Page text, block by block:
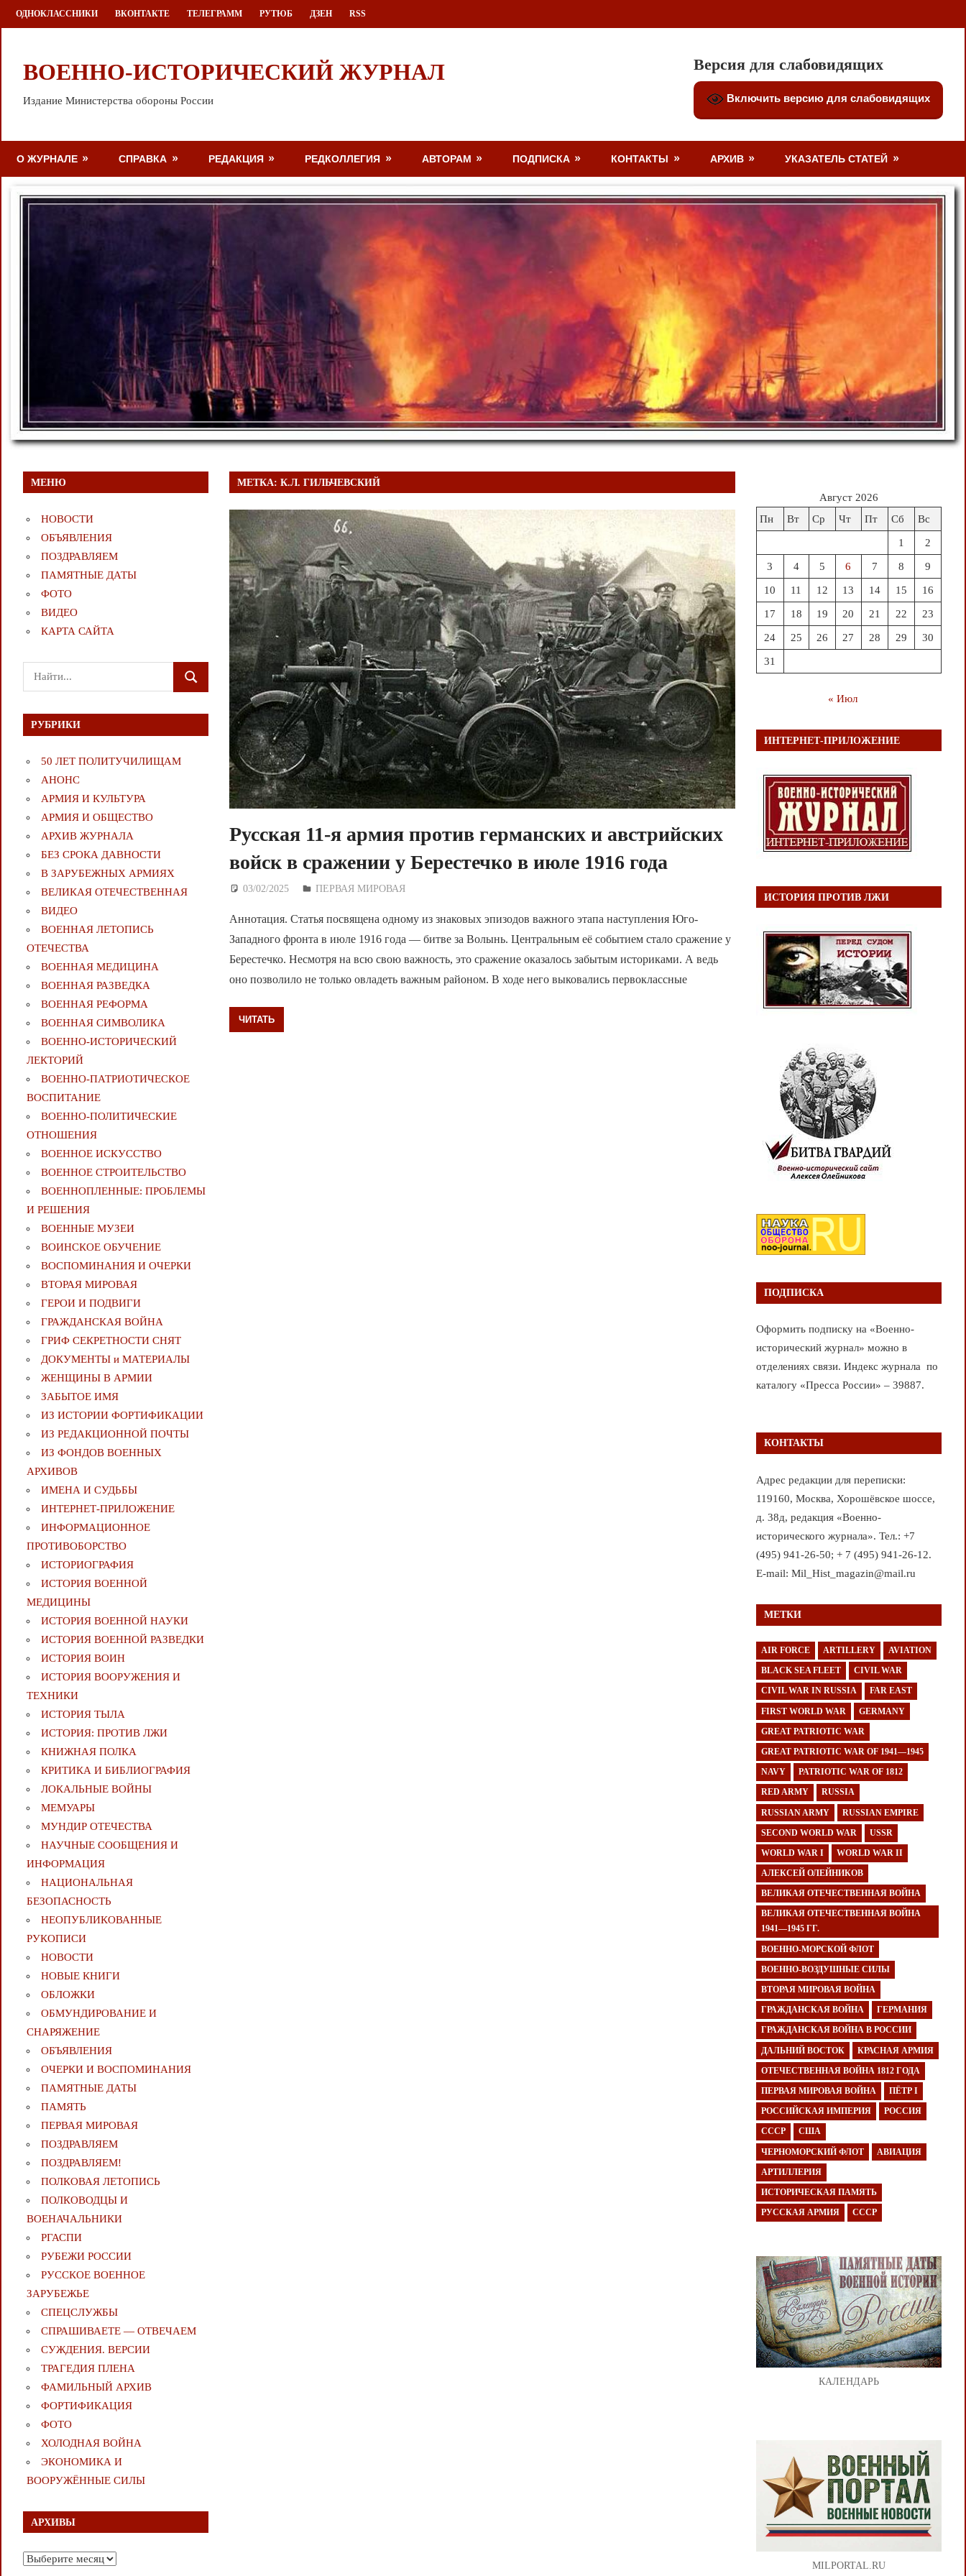
Перейти
к
ОДНОКЛАССНИКИ ВКОНТАКТЕ ТЕЛЕГРАММ РУТЮБ ДЗЕН RSS
ВОЕННО-ИСТОРИЧЕСКИЙ ЖУРНАЛ
Издание Министерства обороны России
Версия для слабовидящих
Включить версию для слабовидящих
О ЖУРНАЛЕ СПРАВКА РЕДАКЦИЯ РЕДКОЛЛЕГИЯ АВТОРАМ ПОДПИСКА КОНТАКТЫ АРХИВ УКАЗАТЕЛЬ СТАТЕЙ
МЕТКА:К.Л. ГИЛЬЧЕВСКИЙ
Русская 11-я армия против германских и австрийских
войск в сражении у Берестечко в июле 1916 года
03/02/2025 Дежурный по Редакции
ПЕРВАЯ МИРОВАЯ
Аннотация. Статья посвящена одному из знаковых эпизодов важного этапа наступления Юго-
Западного фронта в июле 1916 года — битве за Волынь. Центральным её событием стало сражение у
Берестечко. Несмотря на всю свою важность, это сражение оказалось забытым историками. А ведь
оно позволило не только овладеть важным районом. В ходе него выковались первоклассные
ЧИТАТЬ
МЕНЮ
НОВОСТИ
ОБЪЯВЛЕНИЯ
ПОЗДРАВЛЯЕМ
ПАМЯТНЫЕ ДАТЫ
ФОТО
ВИДЕО
КАРТА САЙТА
Поиск
для:
ПОИСК
РУБРИКИ
50 ЛЕТ ПОЛИТУЧИЛИЩАМ
АНОНС
АРМИЯ И КУЛЬТУРА
АРМИЯ И ОБЩЕСТВО
АРХИВ ЖУРНАЛА
БЕЗ СРОКА ДАВНОСТИ
В ЗАРУБЕЖНЫХ АРМИЯХ
ВЕЛИКАЯ ОТЕЧЕСТВЕННАЯ
ВИДЕО
ВОЕННАЯ ЛЕТОПИСЬ
ОТЕЧЕСТВА
ВОЕННАЯ МЕДИЦИНА
ВОЕННАЯ РАЗВЕДКА
ВОЕННАЯ РЕФОРМА
ВОЕННАЯ СИМВОЛИКА
ВОЕННО-ИСТОРИЧЕСКИЙ
ЛЕКТОРИЙ
ВОЕННО-ПАТРИОТИЧЕСКОЕ
ВОСПИТАНИЕ
ВОЕННО-ПОЛИТИЧЕСКИE
ОТНОШЕНИЯ
ВОЕННОЕ ИСКУССТВО
ВОЕННОЕ СТРОИТЕЛЬСТВО
ВОЕННОПЛЕННЫЕ: ПРОБЛЕМЫ
И РЕШЕНИЯ
ВОЕННЫЕ МУЗЕИ
ВОИНСКОЕ ОБУЧЕНИЕ
ВОСПОМИНАНИЯ И ОЧЕРКИ
ВТОРАЯ МИРОВАЯ
ГЕРОИ И ПОДВИГИ
ГРАЖДАНСКАЯ ВОЙНА
ГРИФ СЕКРЕТНОСТИ СНЯТ
ДОКУМЕНТЫ и МАТЕРИАЛЫ
ЖЕНЩИНЫ В АРМИИ
ЗАБЫТОЕ ИМЯ
ИЗ ИСТОРИИ ФОРТИФИКАЦИИ
ИЗ РЕДАКЦИОННОЙ ПОЧТЫ
ИЗ ФОНДОВ ВОЕННЫХ
АРХИВОВ
ИМЕНА И СУДЬБЫ
ИНТЕРНЕТ-ПРИЛОЖЕНИЕ
ИНФОРМАЦИОННОЕ
ПРОТИВОБОРСТВО
ИСТОРИОГРАФИЯ
ИСТОРИЯ ВОЕННОЙ
МЕДИЦИНЫ
ИСТОРИЯ ВОЕННОЙ НАУКИ
ИСТОРИЯ ВОЕННОЙ РАЗВЕДКИ
ИСТОРИЯ ВОИН
ИСТОРИЯ ВООРУЖЕНИЯ И
ТЕХНИКИ
ИСТОРИЯ ТЫЛА
ИСТОРИЯ: ПРОТИВ ЛЖИ
КНИЖНАЯ ПОЛКА
КРИТИКА И БИБЛИОГРАФИЯ
ЛОКАЛЬНЫЕ ВОЙНЫ
МЕМУАРЫ
МУНДИР ОТЕЧЕСТВА
НАУЧНЫЕ СООБЩЕНИЯ И
ИНФОРМАЦИЯ
НАЦИОНАЛЬНАЯ
БЕЗОПАСНОСТЬ
НЕОПУБЛИКОВАННЫЕ
РУКОПИСИ
НОВОСТИ
НОВЫЕ КНИГИ
ОБЛОЖКИ
ОБМУНДИРОВАНИЕ И
СНАРЯЖЕНИЕ
ОБЪЯВЛЕНИЯ
ОЧЕРКИ И ВОСПОМИНАНИЯ
ПАМЯТНЫЕ ДАТЫ
ПАМЯТЬ
ПЕРВАЯ МИРОВАЯ
ПОЗДРАВЛЯЕМ
ПОЗДРАВЛЯЕМ!
ПОЛКОВАЯ ЛЕТОПИСЬ
ПОЛКОВОДЦЫ И
ВОЕНАЧАЛЬНИКИ
РГАСПИ
РУБЕЖИ РОССИИ
РУССКОЕ ВОЕННОЕ
ЗАРУБЕЖЬЕ
СПЕЦСЛУЖБЫ
СПРАШИВАЕТЕ — ОТВЕЧАЕМ
СУЖДЕНИЯ. ВЕРСИИ
ТРАГЕДИЯ ПЛЕНА
ФАМИЛЬНЫЙ АРХИВ
ФОРТИФИКАЦИЯ
ФОТО
ХОЛОДНАЯ ВОЙНА
ЭКОНОМИКА И
ВООРУЖЁННЫЕ СИЛЫ
АРХИВЫ
Архивы
Август 2026
Пн
Вт Ср Чт Пт Сб Вс
1 2
3 4 5 6 7 8 9
10 11 12 13 14 15 16
17 18 19 20 21 22 23
24 25 26 27 28 29 30
31
« Июл
ИНТЕРНЕТ-ПРИЛОЖЕНИЕ
ИСТОРИЯ ПРОТИВ ЛЖИ
ПОДПИСКА
Оформить подписку на «Военно-
исторический журнал» можно в
отделениях связи. Индекс журнала по
каталогу «Пресса России» – 39887.
КОНТАКТЫ
Адрес редакции для переписки:
119160, Москва, Хорошёвское шоссе,
д. 38д, редакция «Военно-
исторического журнала». Тел.: +7
(495) 941-26-50; + 7 (495) 941-26-12.
E-mail: Mil_Hist_magazin@mail.ru
МЕТКИ
AIR FORCE ARTILLERY AVIATION
BLACK SEA FLEET CIVIL WAR
CIVIL WAR IN RUSSIA FAR EAST
FIRST WORLD WAR GERMANY
GREAT PATRIOTIC WAR
GREAT PATRIOTIC WAR OF 1941—1945
NAVY PATRIOTIC WAR OF 1812
RED ARMY RUSSIA
RUSSIAN ARMY RUSSIAN EMPIRE
SECOND WORLD WAR USSR
WORLD WAR I WORLD WAR II
АЛЕКСЕЙ ОЛЕЙНИКОВ
ВЕЛИКАЯ ОТЕЧЕСТВЕННАЯ ВОЙНА
ВЕЛИКАЯ ОТЕЧЕСТВЕННАЯ ВОЙНА
1941—1945 ГГ.
ВОЕННО-МОРСКОЙ ФЛОТ
ВОЕННО-ВОЗДУШНЫЕ СИЛЫ
ВТОРАЯ МИРОВАЯ ВОЙНА
ГРАЖДАНСКАЯ ВОЙНА ГЕРМАНИЯ
ГРАЖДАНСКАЯ ВОЙНА В РОССИИ
ДАЛЬНИЙ ВОСТОК КРАСНАЯ АРМИЯ
ОТЕЧЕСТВЕННАЯ ВОЙНА 1812 ГОДА
ПЕРВАЯ МИРОВАЯ ВОЙНА ПЁТР I
РОССИЙСКАЯ ИМПЕРИЯ РОССИЯ
СССР США
ЧЕРНОМОРСКИЙ ФЛОТ АВИАЦИЯ
АРТИЛЛЕРИЯ
ИСТОРИЧЕСКАЯ ПАМЯТЬ
РУССКАЯ АРМИЯ СССР
КАЛЕНДАРЬ
MILPORTAL.RU